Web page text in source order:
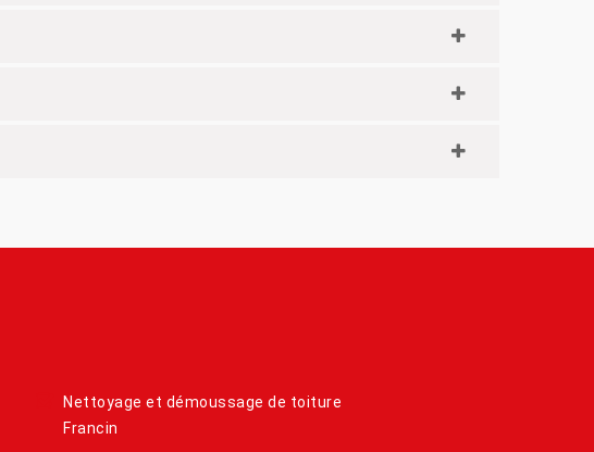
Nettoyage et démoussage de toiture
Francin